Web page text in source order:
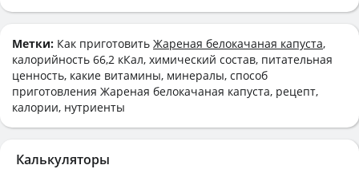
Метки: Как приготовить Жареная белокачаная капуста,
калорийность 66,2 кКал, химический состав, питательная
ценность, какие витамины, минералы, способ
приготовления Жареная белокачаная капуста, рецепт,
калории, нутриенты
Калькуляторы